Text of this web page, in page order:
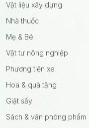
Vật liệu xây dựng
Nhà thuốc
Mẹ & Bé
Vật tư nông nghiệp
Phương tiện xe
Hoa & quà tặng
Giặt sấy
Sách & văn phòng phẩm